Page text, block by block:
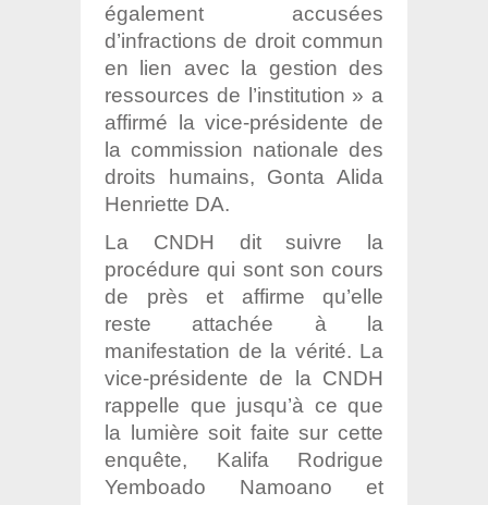
également accusées
d’infractions de droit commun
en lien avec la gestion des
ressources de l’institution » a
affirmé la vice-présidente de
la commission nationale des
droits humains, Gonta Alida
Henriette DA.
La CNDH dit suivre la
procédure qui sont son cours
de près et affirme qu’elle
reste attachée à la
manifestation de la vérité. La
vice-présidente de la CNDH
rappelle que jusqu’à ce que
la lumière soit faite sur cette
enquête, Kalifa Rodrigue
Yemboado Namoano et